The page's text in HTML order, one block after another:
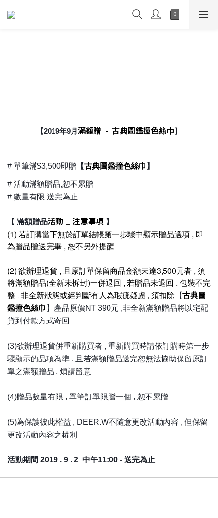
【2019年9月 滿額贈 - 古典圖鑑撞色絲巾】
# 單筆滿$3,500即贈 【古典圖鑑撞色絲巾 】
# 活動滿額贈品,恕不累贈
# 數量有限,送完為止
【 滿額贈品活動 _ 注意事項 】
(1) 若訂購當下無於訂單結帳第一步驟中顯示贈品選項 , 即
為贈品贈送完畢 , 恕不另外提醒
(2) 欲辦理退貨 , 且原訂單保留商品金額未達3,500元者 , 須
將滿額贈品(全新未拆封)一併退回 , 若贈品未退回 . 包裝不完
整 . 非全新狀態或經判斷有人為瑕疵疑慮 , 須扣除 【古典圖
鑑撞色絲巾 】產品原價NT 390元 ,非全新滿額贈品將以宅配
貨到付款方式寄回
(3)欲辦理退貨併重新購買者 , 重新購買時請依訂購時第一步
驟顯示的品項為準 , 且若滿額贈品送完恕無法協助保留原訂
單之滿額贈品 , 煩請留意
(4)贈品數量有限 , 單筆訂單限贈一個 , 恕不累贈
(5)為保護彼此權益 , DEER.W不隨意更改活動內容 , 但保留
更改活動內容之權利
活動期間 2019 . 9 . 2 中午11:00 - 送完為止